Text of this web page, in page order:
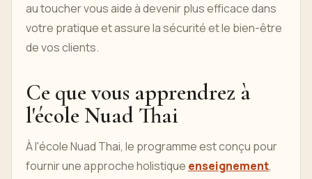
au toucher vous aide à devenir plus efficace dans
votre pratique et assure la sécurité et le bien-être
de vos clients.
Ce que vous apprendrez à
l'école Nuad Thai
À l'école Nuad Thai, le programme est conçu pour
fournir une approche holistique enseignement,